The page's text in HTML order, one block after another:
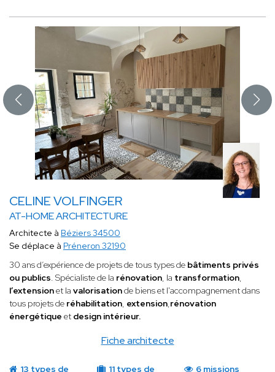
CELINE VOLFINGER
AT-HOME ARCHITECTURE
Fiche architecte
Architecte à Béziers 34500
Se déplace à Préneron 32190
30 ans d’expérience de projets de tous types de bâtiments privés
ou publics. Spécialiste de la rénovation, la transformation,
l’extensionet la valorisationde biens et l'accompagnement dans
tous projets de réhabilitation, extension,rénovation
énergétique et design intérieur.
13 types de 11 types de 6 missions